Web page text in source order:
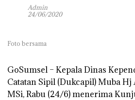
Admin
24/06/2020
Foto bersama
GoSumsel – Kepala Dinas
Catatan Sipil (Dukcapil) Muba Hj
MSi, Rabu (24/6) menerima